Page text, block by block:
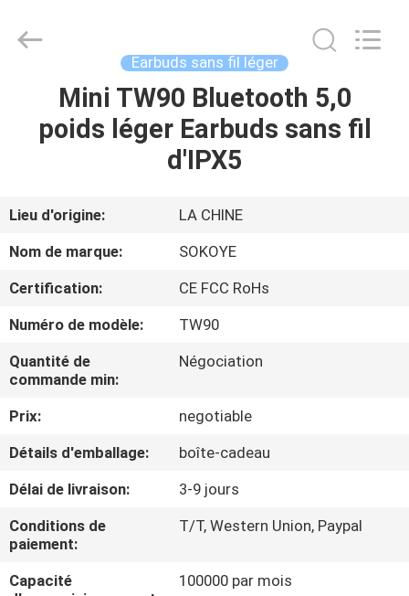
MAISON
AU
SUJET
DE
VISITE
CONTRÔLE
DE
QUALITÉ
CONTACTEZ-
Electronic
Earbuds sans fil léger
Mini TW90 Bluetooth 5,0
poids léger Earbuds sans fil
d'IPX5
Lieu d'origine:
LA CHINE
Nom de marque:
SOKOYE
Certification:
CE FCC RoHs
Numéro de modèle:
TW90
Quantité de
commande min:
Négociation
Prix:
negotiable
Détails d'emballage:
boîte-cadeau
Délai de livraison:
3-9 jours
Conditions de
paiement:
T/T, Western Union, Paypal
Capacité
100000 par mois